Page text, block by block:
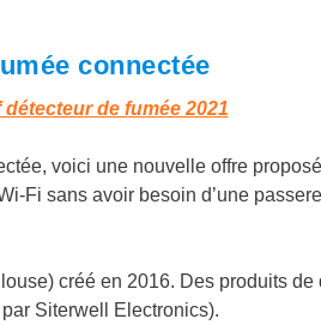
connectée
de fumée 2021
voici une nouvelle offre
Fi sans avoir besoin d’une
créé en 2016. Des produits de
Siterwell Electronics).